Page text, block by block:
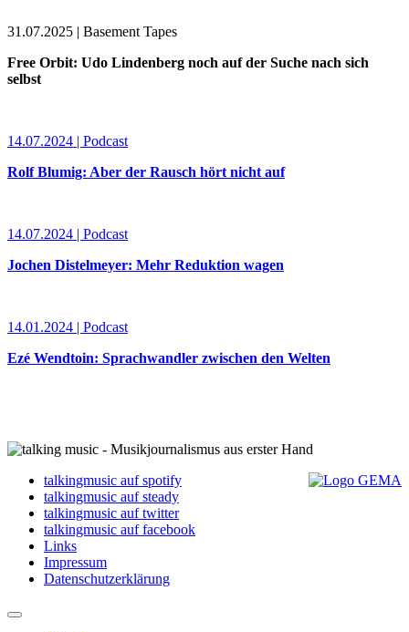
31.07.2025 | Basement Tapes
Free Orbit: Udo Lindenberg noch auf der Suche nach sich
selbst
14.07.2024 | Podcast
Rolf Blumig: Aber der Rausch hört nicht auf
14.07.2024 | Podcast
Jochen Distelmeyer: Mehr Reduktion wagen
14.01.2024 | Podcast
Ezé Wendtoin: Sprachwandler zwischen den Welten
talkingmusic auf spotify
talkingmusic auf steady
talkingmusic auf twitter
talkingmusic auf facebook
Links
Impressum
Datenschutzerklärung